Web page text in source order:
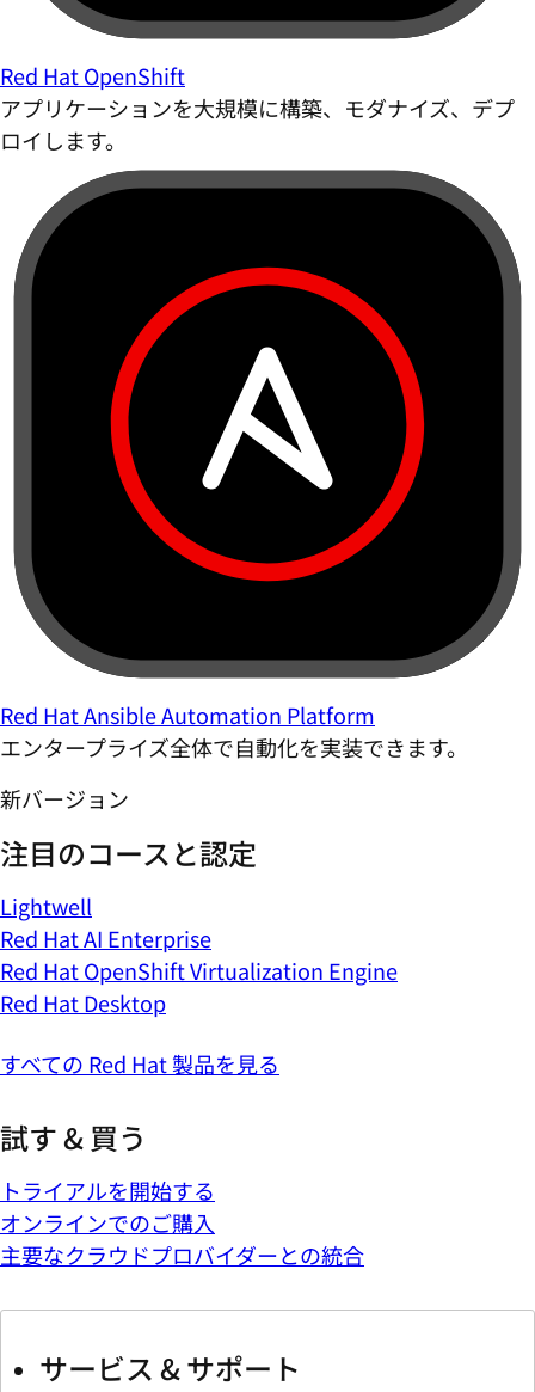
Red Hat OpenShift
アプリケーションを大規模に構築、モダナイズ、デプ
ロイします。
Red Hat Ansible Automation Platform
エンタープライズ全体で自動化を実装できます。
新バージョン
注目のコースと認定
Lightwell
Red Hat AI Enterprise
Red Hat OpenShift Virtualization Engine
Red Hat Desktop
すべての Red Hat 製品を見る
試す & 買う
トライアルを開始する
オンラインでのご購入
主要なクラウドプロバイダーとの統合
サービス & サポート